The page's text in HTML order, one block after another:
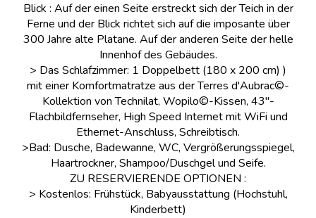
Blick : Auf der einen Seite erstreckt sich der Teich in der
Ferne und der Blick richtet sich auf die imposante über
300 Jahre alte Platane. Auf der anderen Seite der helle
Innenhof des Gebäudes.
> Das Schlafzimmer: 1 Doppelbett (180 x 200 cm) )
mit einer Komfortmatratze aus der Terres d'Aubrac©-
Kollektion von Technilat, Wopilo©-Kissen, 43"-
Flachbildfernseher, High Speed Internet mit WiFi und
Ethernet-Anschluss, Schreibtisch.
>Bad: Dusche, Badewanne, WC, Vergrößerungsspiegel,
Haartrockner, Shampoo/Duschgel und Seife.
ZU RESERVIERENDE OPTIONEN :
> Kostenlos: Frühstück, Babyausstattung (Hochstuhl,
Kinderbett)